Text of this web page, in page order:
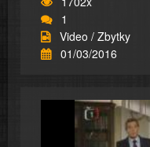
1
Video / Zbytky
01/03/2016